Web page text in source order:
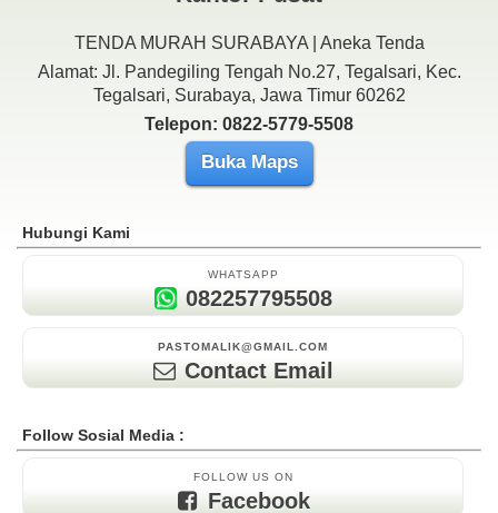
TENDA MURAH SURABAYA | Aneka Tenda
Alamat: Jl. Pandegiling Tengah No.27, Tegalsari, Kec.
Tegalsari, Surabaya, Jawa Timur 60262
Telepon: 0822-5779-5508
Buka Maps
Hubungi Kami
WHATSAPP
082257795508
PASTOMALIK@GMAIL.COM
Contact Email
Follow Sosial Media :
FOLLOW US ON
Facebook